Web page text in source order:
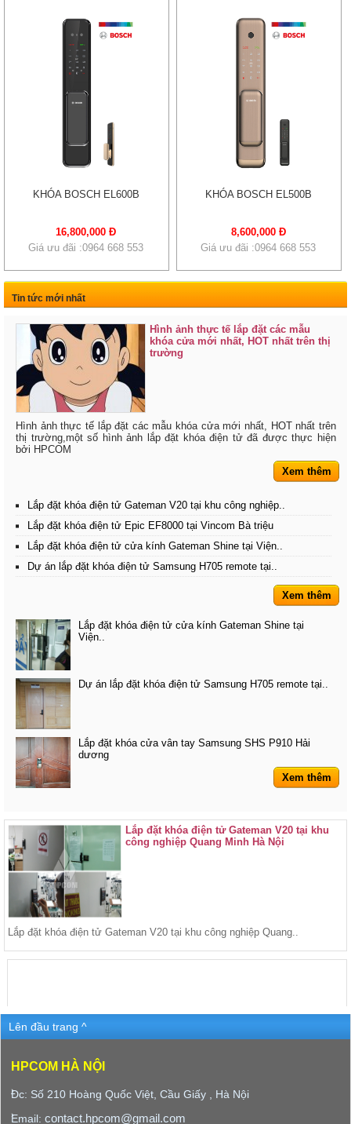
KHÓA BOSCH EL600B
16,800,000 Đ
Giá ưu đãi :0964 668 553
KHÓA BOSCH EL500B
8,600,000 Đ
Giá ưu đãi :0964 668 553
Tin tức mới nhất
Hình ảnh thực tế lắp đặt các mẫu
khóa cửa mới nhất, HOT nhất trên thị
trường
Hình ảnh thực tế lắp đặt các mẫu khóa cửa mới nhất, HOT nhất trên
thị trường,một số hình ảnh lắp đặt khóa điện tử đã được thực hiện
bởi HPCOM
Xem thêm
Lắp đặt khóa điện tử Gateman V20 tại khu công nghiệp..
Lắp đặt khóa điện tử Epic EF8000 tại Vincom Bà triệu
Lắp đặt khóa điện tử cửa kính Gateman Shine tại Viện..
Dự án lắp đặt khóa điện tử Samsung H705 remote tại..
Xem thêm
Lắp đặt khóa điện tử cửa kính Gateman Shine tại
Viện..
Dự án lắp đặt khóa điện tử Samsung H705 remote tại..
Lắp đặt khóa cửa vân tay Samsung SHS P910 Hải
dương
Xem thêm
Lắp đặt khóa điện tử Gateman V20 tại khu
công nghiệp Quang Minh Hà Nội
Lắp đặt khóa điện tử Gateman V20 tại khu công nghiệp Quang..
Lên đầu trang ^
HPCOM HÀ NỘI
Đc: Số 210 Hoàng Quốc Việt, Cầu Giấy , Hà Nội
Email:contact.hpcom@gmail.com